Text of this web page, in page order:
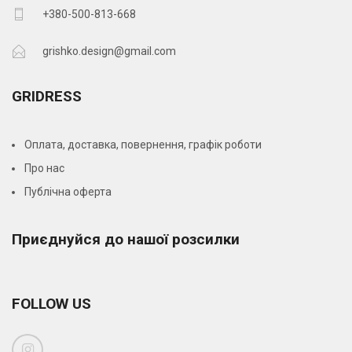
+380-500-813-668
grishko.design@gmail.com
GRIDRESS
Оплата, доставка, повернення, графік роботи
Про нас
Публічна оферта
Приєднуйся до нашої розсилки
FOLLOW US